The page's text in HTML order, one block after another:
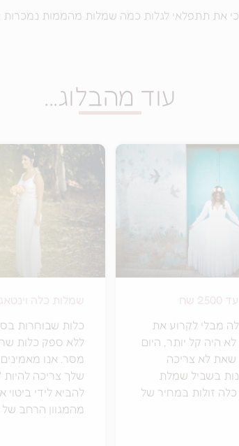
את תתפלאי לגלות כמה שמלות מהממות נמכרות
עוד מהבלוג...
שח
מבלי לקרוע את
היה קל יותר, היום
שאת לא צריכה
בשביל שמלת
זולות במחיר של
שמלות כלה
כלות שבוחרות
ללא ספק כלות
מסר. אנו
שלך צריכה
להביא לידי ביטוי
מהמגוון הרחב של